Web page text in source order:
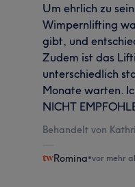
Um ehrlich zu
Wimpernlifting
gibt, und
Zudem ist das
unterschiedlich
Monate warten.
NICHT
Behandelt von
Romina•vor mehr